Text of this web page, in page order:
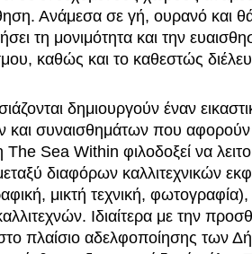
Ανάμεσα σε γή, ουρανό και
τη μονιμότητα και την
καθώς και το καθεστώς
δημιουργούν έναν
συναισθημάτων που αφορούν
Sea Within φιλοδοξεί να
διαφόρων καλλιτεχνικών
μικτή τεχνική, φωτογραφία),
Ιδιαίτερα με την
πλαίσιο αδελφοποίησης των